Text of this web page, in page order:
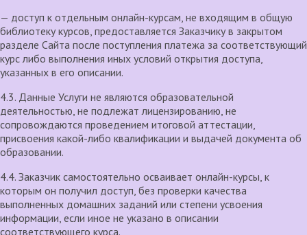
— доступ к отдельным онлайн-курсам, не входящим в общую
библиотеку курсов, предоставляется Заказчику в закрытом
разделе Сайта после поступления платежа за соответствующий
курс либо выполнения иных условий открытия доступа,
указанных в его описании.
4.3. Данные Услуги не являются образовательной
деятельностью, не подлежат лицензированию, не
сопровождаются проведением итоговой аттестации,
присвоения какой-либо квалификации и выдачей документа об
образовании.
4.4. Заказчик самостоятельно осваивает онлайн-курсы, к
которым он получил доступ, без проверки качества
выполненных домашних заданий или степени усвоения
информации, если иное не указано в описании
соответствующего курса.